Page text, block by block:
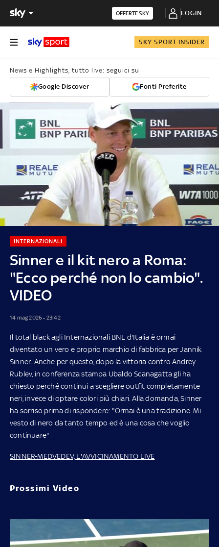
OFFERTE SKY LOGIN
SKY SPORT INSIDER
News e Highlights, tutto live: seguici su
Google Discover Fonti Preferite
Sinner e il kit nero a Roma:
"Ecco perché non lo cambio".
VIDEO
INTERNAZIONALI
14 mag 2026 - 23:42
Il total black agli Internazionali BNL d'Italia è ormai
diventato un vero e proprio marchio di fabbrica per Jannik
Sinner. Anche per questo, dopo la vittoria contro Andrey
Rublev, in conferenza stampa Ubaldo Scanagatta gli ha
chiesto perché continui a scegliere outfit completamente
neri, invece di optare colori più chiari. Alla domanda, Sinner
ha sorriso prima di rispondere: "Ormai è una tradizione. Mi
vesto di nero da tanto tempo ed è una cosa che voglio
continuare"
SINNER-MEDVEDEV, L'AVVICINAMENTO LIVE
Prossimi Video